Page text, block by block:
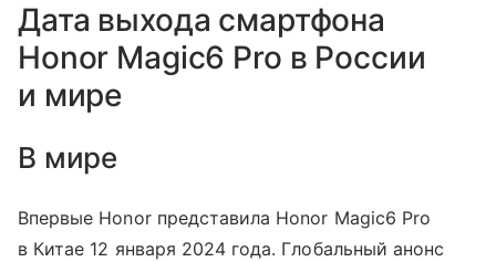
Дата выхода смартфона
Honor Magic6 Pro в России
и мире
В мире
Впервые Honor представила Honor Magic6 Pro
в Китае 12 января 2024 года. Глобальный анонс